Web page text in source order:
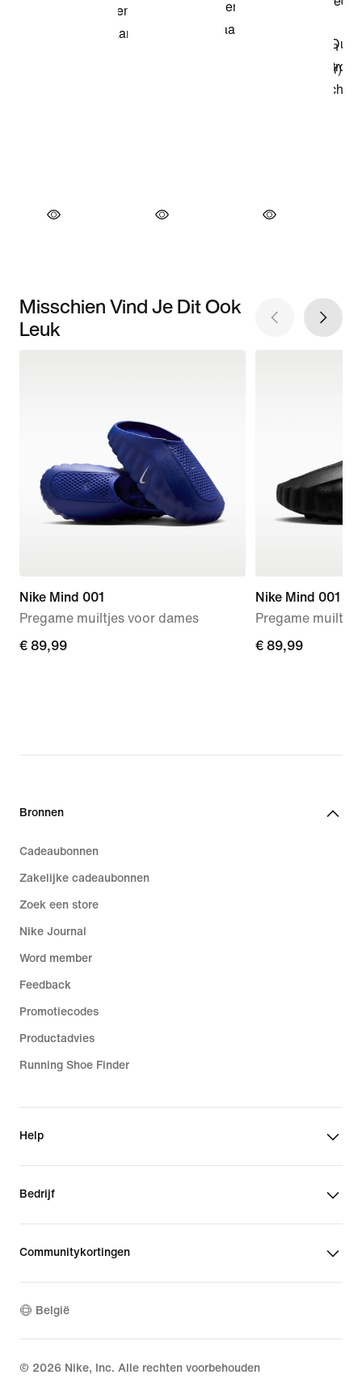
Misschien Vind Je Dit Ook
Leuk
Nike Mind 001
Pregame muiltjes voor dames
€ 89,99
€ 89,99
Nike Mind 001
Pregame
€ 89,99
€ 89,99
Bronnen
Cadeaubonnen
Zakelijke cadeaubonnen
Zoek een store
Nike Journal
Word member
Feedback
Promotiecodes
Productadvies
Running Shoe Finder
Help
Bedrijf
Communitykortingen
België
© 2026 Nike, Inc. Alle rechten voorbehouden